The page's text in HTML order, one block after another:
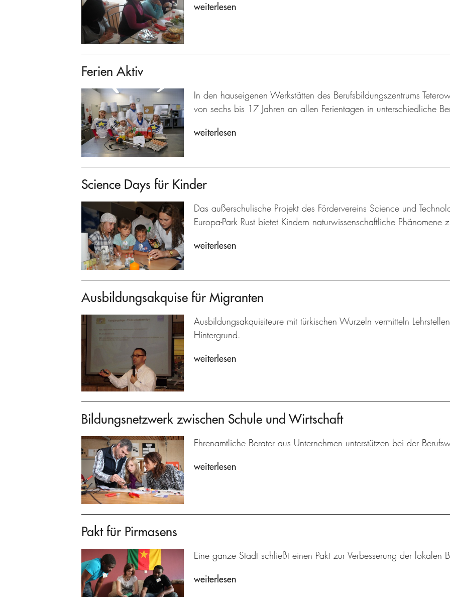
weiterlesen
Ferien Aktiv
In den hauseigenen Werkstätten des Berufsbildungszentrums
von sechs bis 17 Jahren an allen Ferientagen in unterschiedliche
weiterlesen
Science Days für Kinder
Das außerschulische Projekt des Fördervereins Science und
Europa-Park Rust bietet Kindern naturwissenschaftliche Phänomene
weiterlesen
Ausbildungsakquise für Migranten
Ausbildungsakquisiteure mit türkischen Wurzeln vermitteln
Hintergrund.
weiterlesen
Bildungsnetzwerk zwischen Schule und Wirtschaft
Ehrenamtliche Berater aus Unternehmen unterstützen bei der
weiterlesen
Pakt für Pirmasens
Eine ganze Stadt schließt einen Pakt zur Verbesserung der lokalen
weiterlesen